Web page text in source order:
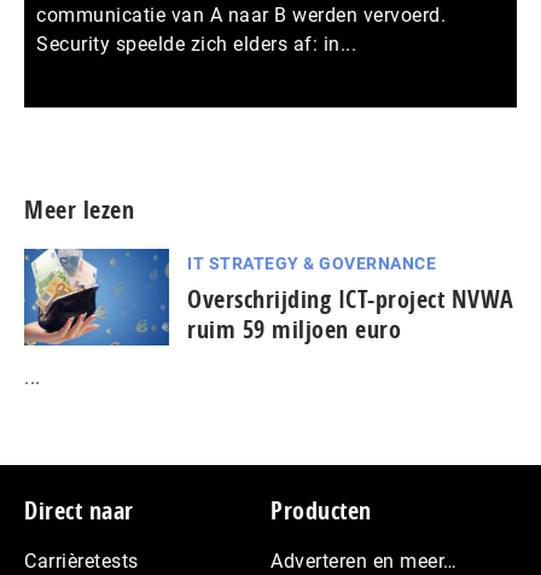
communicatie van A naar B werden vervoerd.
Security speelde zich elders af: in...
Meer lezen
IT STRATEGY & GOVERNANCE
Overschrijding ICT-project NVWA
ruim 59 miljoen euro
...
Footer
Direct naar
Carrièretests
Producten
Adverteren en meer…